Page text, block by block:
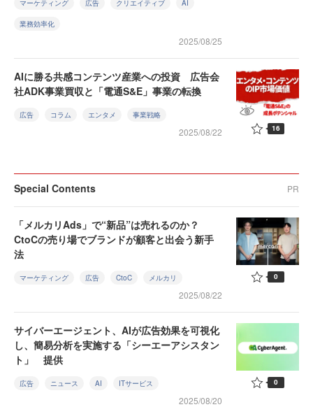
マーケティング 広告 クリエイティブ AI
業務効率化
2025/08/25
AIに勝る共感コンテンツ産業への投資 広告会
社ADK事業買収と「電通S&E」事業の転換
広告 コラム エンタメ 事業戦略
2025/08/22 16
Special Contents PR
「メルカリAds」で“新品”は売れるのか？
CtoCの売り場でブランドが顧客と出会う新手
法
マーケティング 広告 CtoC メルカリ
2025/08/22
0
サイバーエージェント、AIが広告効果を可視化
し、簡易分析を実施する「シーエーアシスタン
ト」 提供
広告 ニュース AI ITサービス
2025/08/20
0